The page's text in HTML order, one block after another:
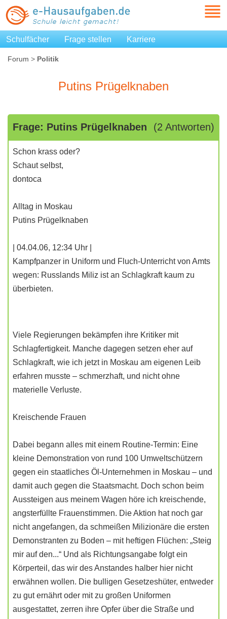
Schulfächer Frage stellen Karriere
Forum > Politik
Putins Prügelknaben
Frage: Putins Prügelknaben (2 Antworten)
Schon krass oder?
Schaut selbst,
dontoca
Alltag in Moskau
Putins Prügelknaben
| 04.04.06, 12:34 Uhr |
Kampfpanzer in Uniform und Fluch-Unterricht von Amts
wegen: Russlands Miliz ist an Schlagkraft kaum zu
überbieten.
Viele Regierungen bekämpfen ihre Kritiker mit
Schlagfertigkeit. Manche dagegen setzen eher auf
Schlagkraft, wie ich jetzt in Moskau am eigenen Leib
erfahren musste – schmerzhaft, und nicht ohne
materielle Verluste.
Kreischende Frauen
Dabei begann alles mit einem Routine-Termin: Eine
kleine Demonstration von rund 100 Umweltschützern
gegen ein staatliches Öl-Unternehmen in Moskau – und
damit auch gegen die Staatsmacht. Doch schon beim
Aussteigen aus meinem Wagen höre ich kreischende,
angsterfüllte Frauenstimmen. Die Aktion hat noch gar
nicht angefangen, da schmeißen Milizionäre die ersten
Demonstranten zu Boden – mit heftigen Flüchen: „Steig
mir auf den...“ Und als Richtungsangabe folgt ein
Körperteil, das wir des Anstandes halber hier nicht
erwähnen wollen. Die bulligen Gesetzeshüter, entweder
zu gut ernährt oder mit zu großen Uniformen
ausgestattet, zerren ihre Opfer über die Straße und